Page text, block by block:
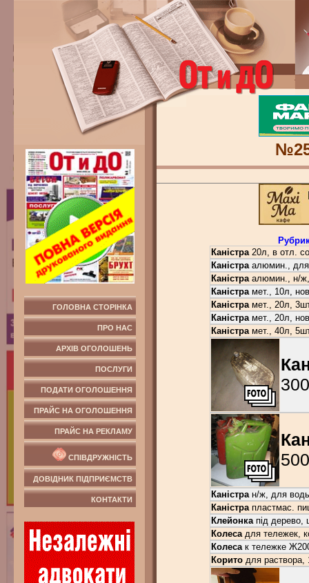
ГОЛОВНА СТОРІНКА
ПРО НАС
АРХІВ ОГОЛОШЕНЬ
ПОСЛУГИ
ПОДАТИ ОГОЛОШЕННЯ
ПРАЙС НА ОГОЛОШЕННЯ
ПРАЙС НА РЕКЛАМУ
СПІВДРУЖНІСТЬ
ДОВІДНИК ПІДПРИЄМСТВ
КОНТАКТИ
Каністра20л, в отл.
Каністраалюмин., для
Каністраалюмин., н/ж,
Каністрамет., 10л,
Каністрамет., 20л,
Каністрамет., 20л,
Каністрамет., 40л,
Каністран/ж, для
Каністрапластмас.
Клейонкапід дерево,
Колесадля тележек,
Колесак тележке Ж
Коритодля раствора,